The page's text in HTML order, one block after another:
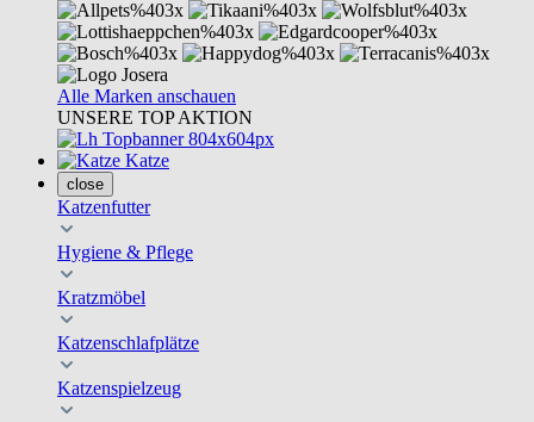
Alle Marken anschauen
UNSERE TOP AKTION
Katze
close
Katzenfutter
Hygiene & Pflege
Kratzmöbel
Katzenschlafplätze
Katzenspielzeug